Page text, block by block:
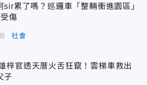
sir累了嗎？巡邏車「整輛衝進園區」
傷
社會
梓官透天厝火舌狂竄！雲梯車救出
子